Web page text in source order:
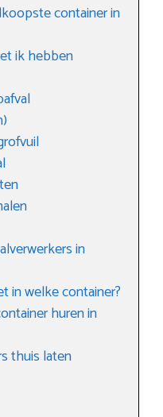
container in
ik hebben
in
in welke container?
huren in
thuis laten